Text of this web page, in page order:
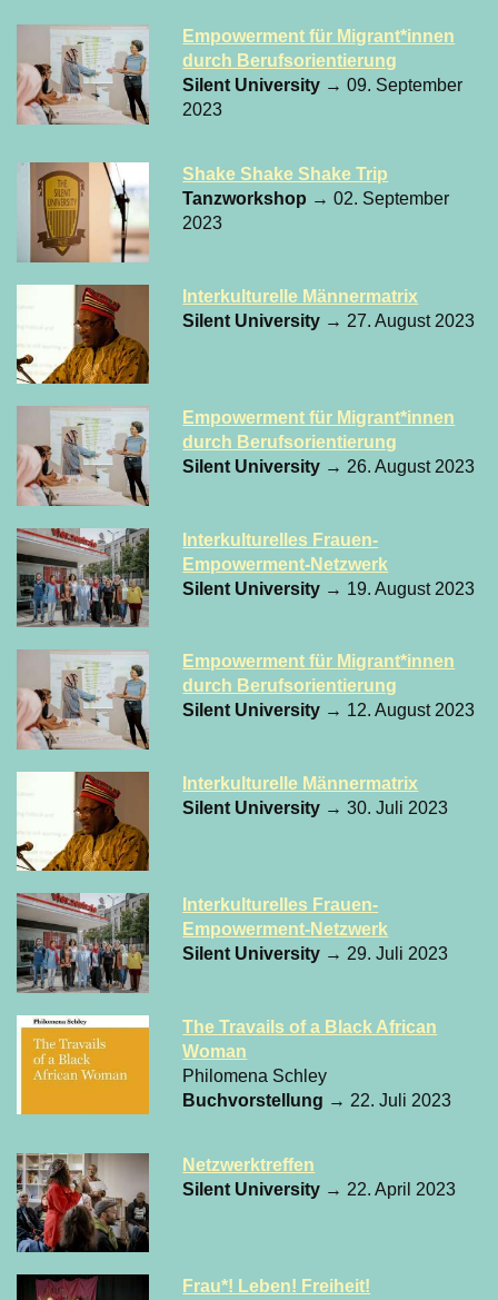
Empowerment für Migrant*innen
durch Berufsorientierung
Silent University → 09. September
2023
Shake Shake Shake Trip
Tanzworkshop → 02. September
2023
Interkulturelle Männermatrix
Silent University → 27. August 2023
Empowerment für Migrant*innen
durch Berufsorientierung
Silent University → 26. August 2023
Interkulturelles Frauen-
Empowerment-Netzwerk
Silent University → 19. August 2023
Empowerment für Migrant*innen
durch Berufsorientierung
Silent University → 12. August 2023
Interkulturelle Männermatrix
Silent University → 30. Juli 2023
Interkulturelles Frauen-
Empowerment-Netzwerk
Silent University → 29. Juli 2023
The Travails of a Black African
Woman
Philomena Schley
Buchvorstellung → 22. Juli 2023
Netzwerktreffen
Silent University → 22. April 2023
Frau*! Leben! Freiheit!